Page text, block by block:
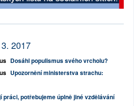
2017
Dosáhl populismus svého vrcholu?
Upozornění ministerstva strachu:
práci, potřebujeme úplně jiné vzdělávání